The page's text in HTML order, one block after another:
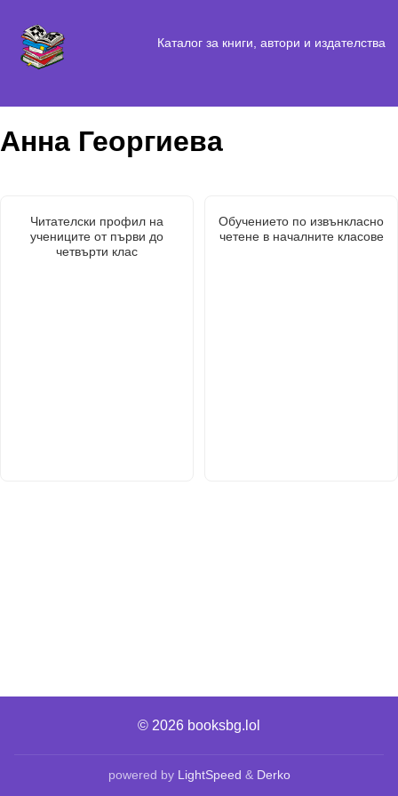
Каталог за книги, автори и издателства
Анна Георгиева
Читателски профил на
учениците от първи до
четвърти клас
Обучението по извънкласно
четене в началните класове
© 2026 booksbg.lol
powered by LightSpeed & Derko